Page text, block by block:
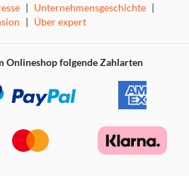
| Unternehmensgeschichte |
| Über expert
Onlineshop folgende Zahlarten